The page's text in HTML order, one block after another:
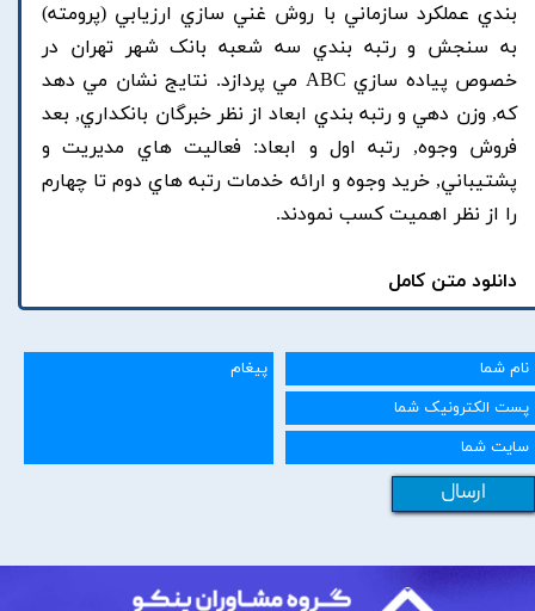
بندي عملکرد سازماني با روش غني سازي ارزيابي (پرومته)
به سنجش و رتبه بندي سه شعبه بانک شهر تهران در
خصوص پياده سازي ABC مي پردازد. نتايج نشان مي دهد
که, وزن دهي و رتبه بندي ابعاد از نظر خبرگان بانکداري, بعد
فروش وجوه, رتبه اول و ابعاد: فعاليت هاي مديريت و
پشتيباني, خريد وجوه و ارائه خدمات رتبه هاي دوم تا چهارم
را از نظر اهميت کسب نمودند.
دانلود متن کامل
ارسال